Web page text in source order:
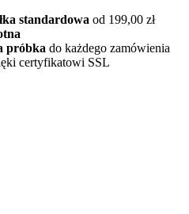
standardowa od 199,00 zł
próbka do każdego zamówienia
certyfikatowi SSL